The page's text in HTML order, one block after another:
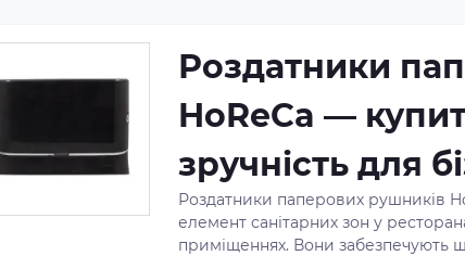
Роздатники
HoReCa —
зручність для
Роздатники паперових рушників
елемент санітарних зон у
приміщеннях. Вони забезпечують